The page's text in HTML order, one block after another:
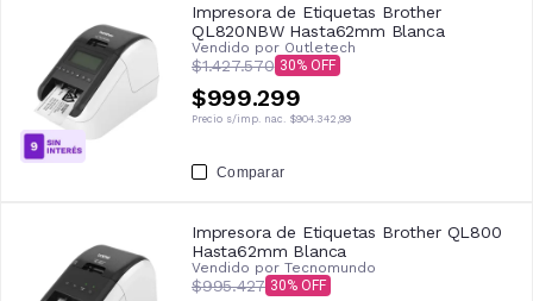
Impresora de Etiquetas Brother
QL820NBW Hasta62mm Blanca
Vendido por Outletech
$1.427.570 30
$999.299
Precio s/imp. nac. $904.342,99
Comparar
Impresora de Etiquetas Brother QL800
Hasta62mm Blanca
Vendido por Tecnomundo
$995.427 30